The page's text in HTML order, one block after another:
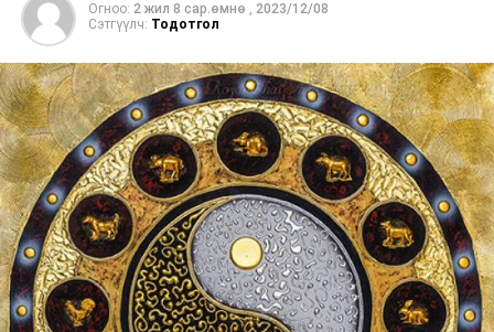
Огноо: 2 жил 8 сар.өмнө , 2023/12/08
Сэтгүүлч: Тодотгол